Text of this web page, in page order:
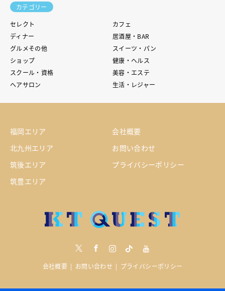
カテゴリー
セレクト
カフェ
ディナー
居酒屋・BAR
グルメその他
スイーツ・パン
ショップ
健康・ヘルス
スクール・資格
美容・エステ
ヘアサロン
生活・レジャー
福岡エリア
北九州エリア
筑後エリア
筑豊エリア
会社概要
お問い合わせ
プライバシーポリシー
Instagramtiktock youtube
会社概要 お問い合わせ プライバシーポリシー